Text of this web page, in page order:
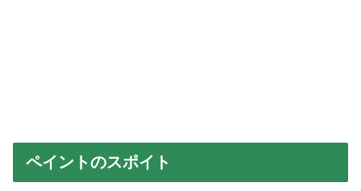
ペイントのスポイト